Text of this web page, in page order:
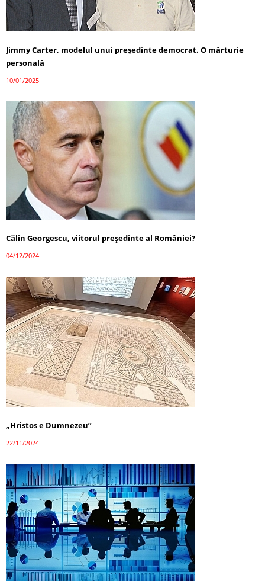
Jimmy Carter, modelul unui președinte democrat. O mărturie
personală
10/01/2025
Călin Georgescu, viitorul președinte al României?
04/12/2024
„Hristos e Dumnezeu”
22/11/2024